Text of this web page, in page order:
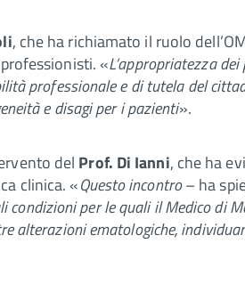
, che ha richiamato il ruolo
«L’appropriatezza
professionale e di tutela del
e disagi per i pazienti».
del Prof. Di Ianni, che ha
clinica. «Questo incontro– ha
per le quali il Medico di
alterazioni ematologiche,